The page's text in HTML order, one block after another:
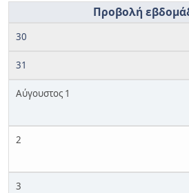
30
31
Αύγουστος 1
2
3